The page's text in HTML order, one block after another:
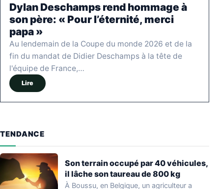
Dylan Deschamps rend hommage à
son père: « Pour l’éternité, merci
papa »
Au lendemain de la Coupe du monde 2026 et de la
fin du mandat de Didier Deschamps à la tête de
l'équipe de France,…
Lire
TENDANCE
Son terrain occupé par 40 véhicules,
il lâche son taureau de 800 kg
À Boussu, en Belgique, un agriculteur a